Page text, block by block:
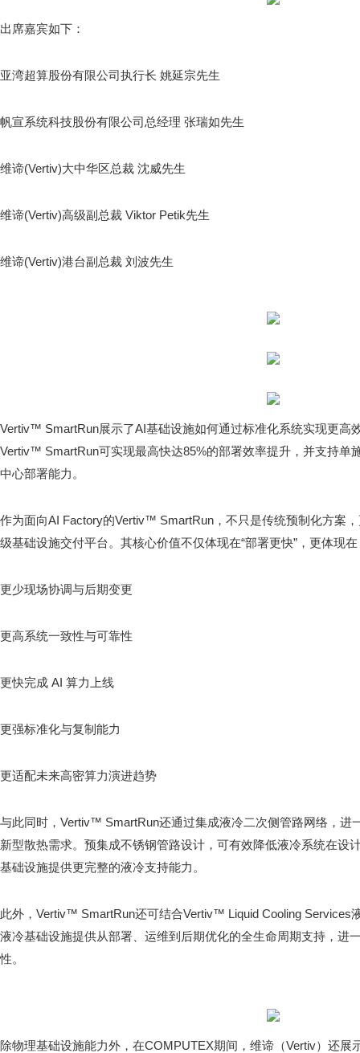
出席嘉宾如下：
亚湾超算股份有限公司执行长 姚延宗先生
帆宣系统科技股份有限公司总经理 张瑞如先生
维谛(Vertiv)大中华区总裁 沈威先生
维谛(Vertiv)高级副总裁 Viktor Petik先生
维谛(Vertiv)港台副总裁 刘波先生
Vertiv™ SmartRun展示了AI基础设施如何通过标准化系统实现更高
Vertiv™ SmartRun可实现最高快达85%的部署效率提升，并支持单
中心部署能力。
作为面向AI Factory的Vertiv™ SmartRun，不只是传统预制化方案
级基础设施交付平台。其核心价值不仅体现在“部署更快”，更体现在
更少现场协调与后期变更
更高系统一致性与可靠性
更快完成 AI 算力上线
更强标准化与复制能力
更适配未来高密算力演进趋势
与此同时，Vertiv™ SmartRun还通过集成液冷二次侧管路网络，进
新型散热需求。预集成不锈钢管路设计，可有效降低液冷系统在设
基础设施提供更完整的液冷支持能力。
此外，Vertiv™ SmartRun还可结合Vertiv™ Liquid Cooling Services
液冷基础设施提供从部署、运维到后期优化的全生命周期支持，进
性。
除物理基础设施能力外，在COMPUTEX期间，维谛（Vertiv）还展